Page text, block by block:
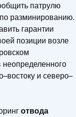
патрулю
разминированию.
гарантии
позиции возле
и северо–
отвода